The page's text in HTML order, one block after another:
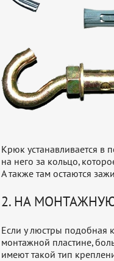
Крюк устанавливается в
на него за кольцо,
А также там остаются
2. НА
Если у люстры подобная
монтажной пластине,
имеют такой тип